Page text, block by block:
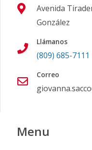
Avenida
González
Llámanos
(809) 685-7111
Correo
Menu